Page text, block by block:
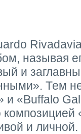
называя
и
Тем
и «Buffalo
композицией
и личной.